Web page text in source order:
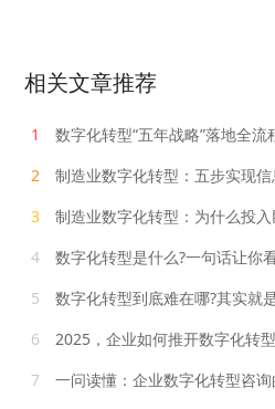
相关文章推荐
1
数字化转型“五年战略”落地全
2
制造业数字化转型：五步实现
3
制造业数字化转型：为什么投入巨
4
数字化转型是什么?一句话让你
5
数字化转型到底难在哪?其实就
6
2025，企业如何推开数字化转
7
一问读懂：企业数字化转型咨